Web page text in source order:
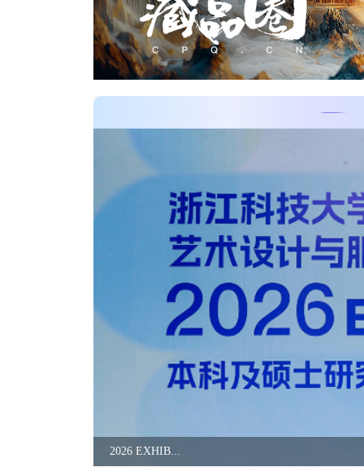
2026 EXHIB...